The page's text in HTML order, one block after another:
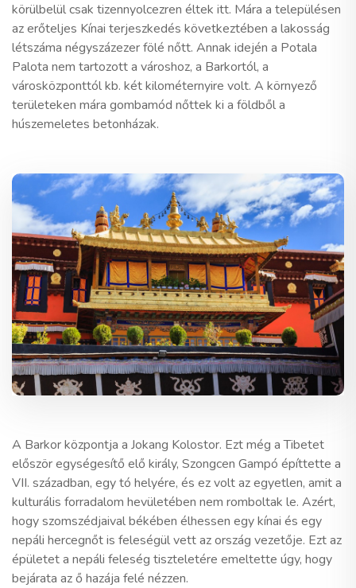
körülbelül csak tizennyolcezren éltek itt. Mára a településen
az erőteljes Kínai terjeszkedés következtében a lakosság
létszáma négyszázezer fölé nőtt. Annak idején a Potala
Palota nem tartozott a városhoz, a Barkortól, a
városközponttól kb. két kilométernyire volt. A környező
területeken mára gombamód nőttek ki a földből a
húszemeletes betonházak.
A Barkor központja a Jokang Kolostor. Ezt még a Tibetet
először egységesítő elő király, Szongcen Gampó építtette a
VII. században, egy tó helyére, és ez volt az egyetlen, amit a
kulturális forradalom hevületében nem romboltak le. Azért,
hogy szomszédjaival békében élhessen egy kínai és egy
nepáli hercegnőt is feleségül vett az ország vezetője. Ezt az
épületet a nepáli feleség tiszteletére emeltette úgy, hogy
bejárata az ő hazája felé nézzen.